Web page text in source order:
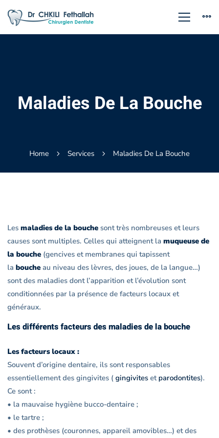
Maladies De La Bouche
Home Services Maladies De La Bouche
Les maladies de la bouche sont très nombreuses et leurs
causes sont multiples. Celles qui atteignent la muqueuse de
la bouche (gencives et membranes qui tapissent
la bouche au niveau des lèvres, des joues, de la langue…)
sont des maladies dont l’apparition et l’évolution sont
conditionnées par la présence de facteurs locaux et
généraux.
Les différents facteurs des maladies de la bouche
Les facteurs locaux :
Souvent d’origine dentaire, ils sont responsables
essentiellement des gingivites ( gingivites et parodontites).
Ce sont :
• la mauvaise hygiène bucco-dentaire ;
• le tartre ;
• des prothèses (couronnes, appareil amovibles…) et des